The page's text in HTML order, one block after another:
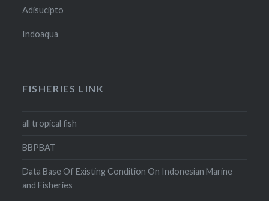
Adisucipto
Indoaqua
FISHERIES LINK
all tropical fish
BBPBAT
Data Base Of Existing Condition On Indonesian Marine
and Fisheries